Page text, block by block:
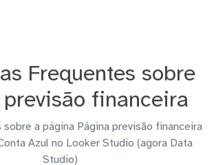
Frequentes sobre
previsão financeira
a página Página previsão financeira
Azul no Looker Studio (agora Data
Studio)